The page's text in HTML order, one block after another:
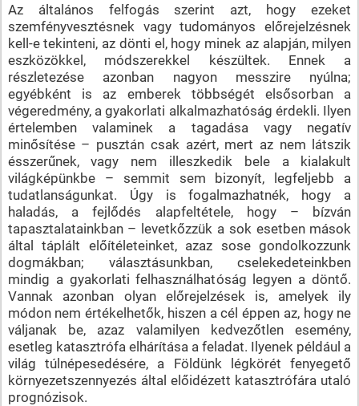
Az általános felfogás szerint azt, hogy ezeket
szemfényvesztésnek vagy tudományos előrejelzésnek
kell-e tekinteni, az dönti el, hogy minek az alapján, milyen
eszközökkel, módszerekkel készültek. Ennek a
részletezése azonban nagyon messzire nyúlna;
egyébként is az emberek többségét elsősorban a
végeredmény, a gyakorlati alkalmazhatóság érdekli. Ilyen
értelemben valaminek a tagadása vagy negatív
minősítése – pusztán csak azért, mert az nem látszik
ésszerűnek, vagy nem illeszkedik bele a kialakult
világképünkbe – semmit sem bizonyít, legfeljebb a
tudatlanságunkat. Úgy is fogalmazhatnék, hogy a
haladás, a fejlődés alapfeltétele, hogy – bízván
tapasztalatainkban – levetkőzzük a sok esetben mások
által táplált előítéleteinket, azaz sose gondolkozzunk
dogmákban; választásunkban, cselekedeteinkben
mindig a gyakorlati felhasználhatóság legyen a döntő.
Vannak azonban olyan előrejelzések is, amelyek ily
módon nem értékelhetők, hiszen a cél éppen az, hogy ne
váljanak be, azaz valamilyen kedvezőtlen esemény,
esetleg katasztrófa elhárítása a feladat. Ilyenek például a
világ túlnépesedésére, a Földünk légkörét fenyegető
környezetszennyezés által előidézett katasztrófára utaló
prognózisok.